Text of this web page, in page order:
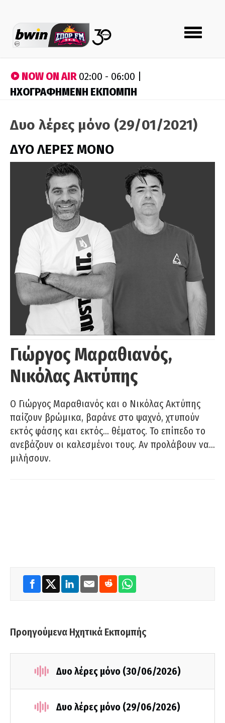
Toggle
navigation
NOW ON AIR02:00 - 06:00 |
ΗΧΟΓΡΑΦΗΜΕΝΗ ΕΚΠΟΜΠΗ
Δυο λέρες μόνο (29/01/2021)
ΔΥΟ ΛΕΡΕΣ ΜΟΝΟ
Γιώργος Μαραθιανός,
Νικόλας Ακτύπης
Ο Γιώργος Μαραθιανός και ο Νικόλας Ακτύπης
παίζουν βρώμικα, βαράνε στο ψαχνό, χτυπούν
εκτός φάσης και εκτός… θέματος. Το επίπεδο το
ανεβάζουν οι καλεσμένοι τους. Αν προλάβουν να…
μιλήσουν.
Προηγούμενα Ηχητικά Εκπομπής
Δυο λέρες μόνο (30/06/2026)
Δυο λέρες μόνο (29/06/2026)